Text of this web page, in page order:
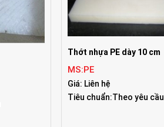
Thớt nhựa PE dày 10 cm
MS:PE
Giá: Liên hệ
Tiêu chuẩn:Theo yêu cầu